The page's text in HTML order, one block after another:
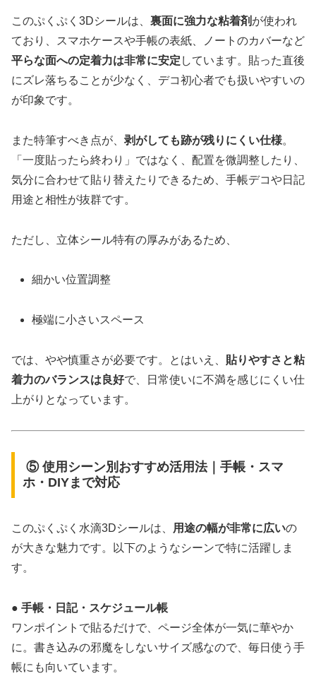
このぷくぷく3Dシールは、 裏面に強力な粘着剤 が使われ
ており、スマホケースや手帳の表紙、ノートのカバーなど
平らな面への定着力は非常に安定 しています。貼った直後
にズレ落ちることが少なく、デコ初心者でも扱いやすいの
が印象です。
また特筆すべき点が、 剥がしても跡が残りにくい仕様。
「一度貼ったら終わり」ではなく、配置を微調整したり、
気分に合わせて貼り替えたりできるため、手帳デコや日記
用途と相性が抜群です。
ただし、立体シール特有の厚みがあるため、
細かい位置調整
極端に小さいスペース
では、やや慎重さが必要です。とはいえ、 貼りやすさと粘
着力のバランスは良好で、日常使いに不満を感じにくい仕
上がりとなっています。
⑤ 使用シーン別おすすめ活用法｜手帳・スマ
ホ・DIYまで対応
このぷくぷく水滴3Dシールは、 用途の幅が非常に広いの
が大きな魅力です。以下のようなシーンで特に活躍しま
す。
● 手帳・日記・スケジュール帳
ワンポイントで貼るだけで、ページ全体が一気に華やか
に。書き込みの邪魔をしないサイズ感なので、毎日使う手
帳にも向いています。